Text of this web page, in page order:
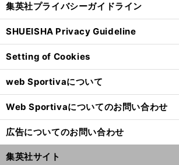
集英社プライバシーガイドライン
SHUEISHA Privacy Guideline
Setting of Cookies
web Sportivaについて
Web Sportivaについてのお問い合わせ
広告についてのお問い合わせ
集英社サイト